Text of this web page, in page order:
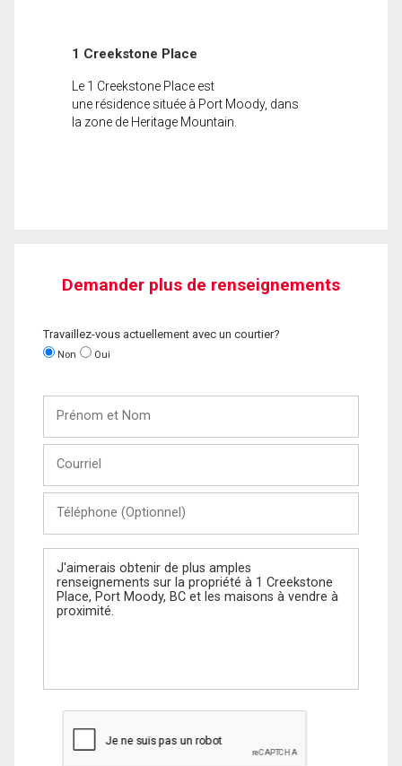
1 Creekstone Place
Le 1 Creekstone Place est
une résidence située à Port Moody, dans
la zone de Heritage Mountain.
Demander plus de renseignements
Travaillez-vous actuellement avec un courtier?
Non Oui
Nom
(Optionnel)
Message